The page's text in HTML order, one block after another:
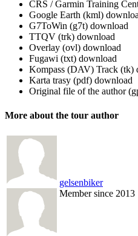
CRS / Garmin Training
Google Earth (kml)
G7ToWin (g7t) download
TTQV (trk) download
Overlay (ovl) download
Fugawi (txt) download
Kompass (DAV) Track (tk)
Karta trasy (pdf) download
Original file of the author
More about the tour author
gelsenbiker
Member since 2013